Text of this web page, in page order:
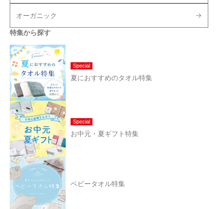
オーガニック
特集から探す
Special
夏におすすめのタオル特集
Special
お中元・夏ギフト特集
ベビータオル特集